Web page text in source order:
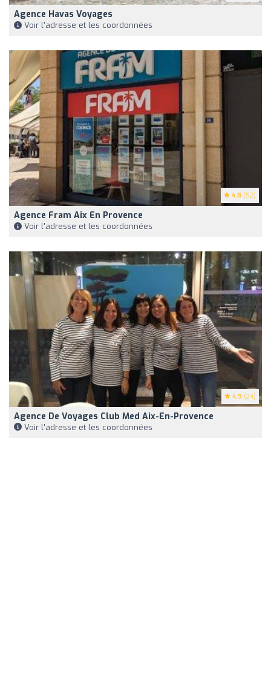
Agence Havas Voyages
Voir l'adresse et les coordonnées
4.8 (52)
Agence Fram Aix En Provence
Voir l'adresse et les coordonnées
4.9 (24)
Agence De Voyages Club Med Aix-En-Provence
Voir l'adresse et les coordonnées